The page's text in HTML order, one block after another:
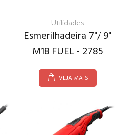
Utilidades
Esmerilhadeira 7"/ 9"
M18 FUEL - 2785
VEJA MAIS